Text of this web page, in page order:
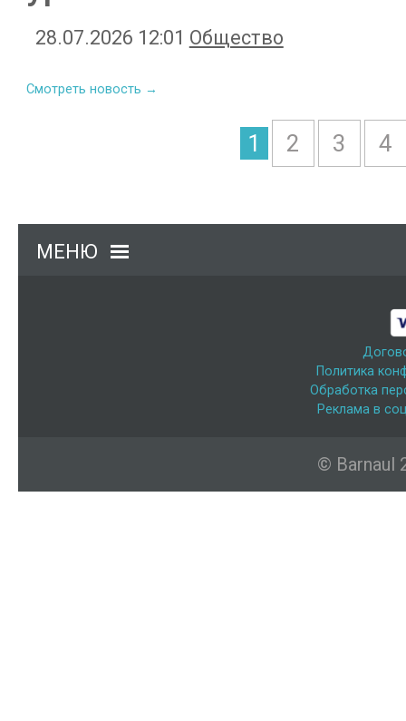
28.07.2026 12:01 Общество
Смотреть новость →
1 2 3 4
МЕНЮ
Политика
Обработка
Реклама в
© Barnaul